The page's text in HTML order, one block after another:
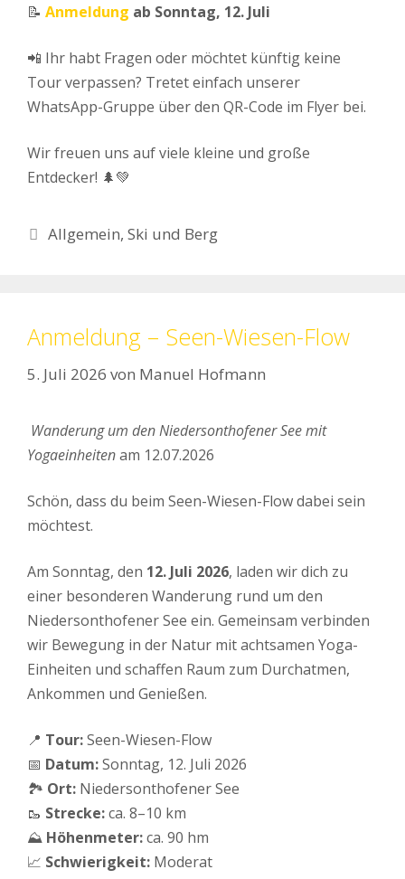
📝 Anmeldung ab Sonntag, 12. Juli
📲 Ihr habt Fragen oder möchtet künftig keine
Tour verpassen? Tretet einfach unserer
WhatsApp-Gruppe über den QR-Code im Flyer bei.
Wir freuen uns auf viele kleine und große
Entdecker! 🌲💚
Kategorien
Allgemein,Ski und Berg
Anmeldung – Seen-Wiesen-Flow
5. Juli 2026 von Manuel Hofmann
Wanderung um den Niedersonthofener See mit
Yogaeinheitenam 12.07.2026
Schön, dass du beim Seen-Wiesen-Flow dabei sein
möchtest.
Am Sonntag, den 12. Juli 2026, laden wir dich zu
einer besonderen Wanderung rund um den
Niedersonthofener See ein. Gemeinsam verbinden
wir Bewegung in der Natur mit achtsamen Yoga-
Einheiten und schaffen Raum zum Durchatmen,
Ankommen und Genießen.
📍 Tour:Seen-Wiesen-Flow
📅 Datum:Sonntag, 12. Juli 2026
🏞️ Ort: Niedersonthofener See
🥾 Strecke:ca. 8–10 km
⛰️ Höhenmeter:ca. 90 hm
📈 Schwierigkeit: Moderat